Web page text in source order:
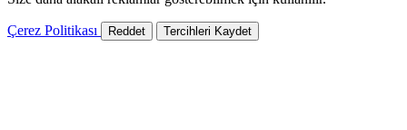
Çerez Politikası Reddet Tercihleri Kaydet